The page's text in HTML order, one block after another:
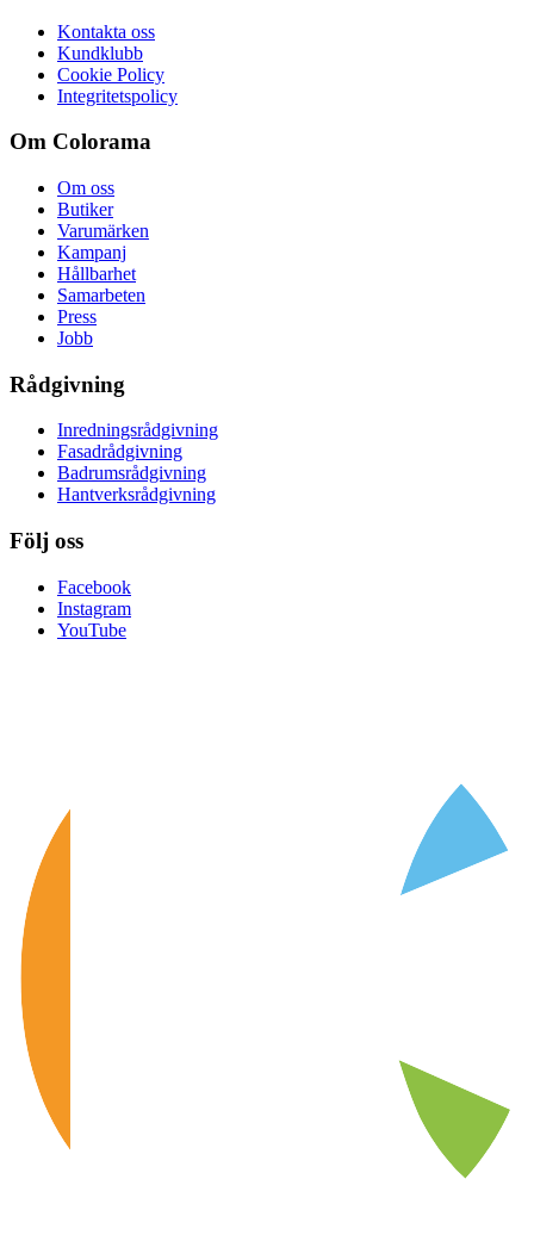
Kontakta oss
Kundklubb
Cookie Policy
Integritetspolicy
Om Colorama
Om oss
Butiker
Varumärken
Kampanj
Hållbarhet
Samarbeten
Press
Jobb
Rådgivning
Inredningsrådgivning
Fasadrådgivning
Badrumsrådgivning
Hantverksrådgivning
Följ oss
Facebook
Instagram
YouTube